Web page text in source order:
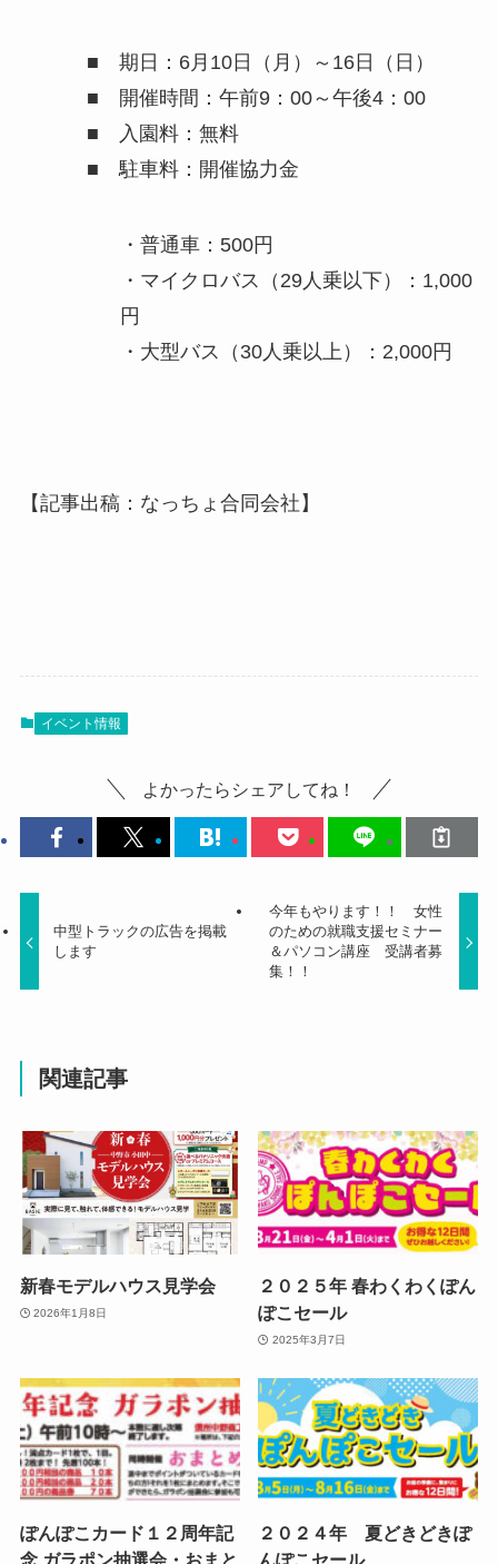
■ 期日：6月10日（月）～16日（日）
■ 開催時間：午前9：00～午後4：00
■ 入園料：無料
■ 駐車料：開催協力金
・普通車：500円
・マイクロバス（29人乗以下）：1,000
円
・大型バス（30人乗以上）：2,000円
【記事出稿：なっちょ合同会社】
イベント情報
よかったらシェアしてね！
中型トラックの広告を掲載
します
今年もやります！！ 女性
のための就職支援セミナー
＆パソコン講座 受講者募
集！！
関連記事
新春モデルハウス見学会
2026年1月8日
２０２５年 春わくわくぽん
ぽこセール
2025年3月7日
ぽんぽこカード１２周年記
２０２４年 夏どきどきぽ